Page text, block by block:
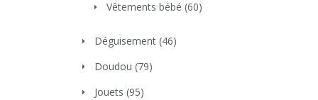
Vêtements bébé (60)
Déguisement (46)
Doudou (79)
Jouets (95)